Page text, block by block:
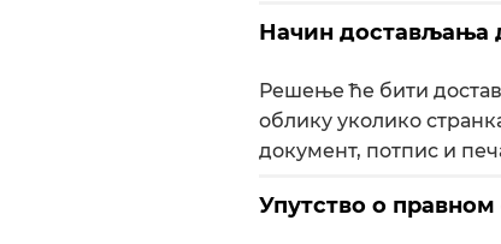
Начин достављања
Решење ће бити
облику уколико
документ, потпис и
Упутство о правном